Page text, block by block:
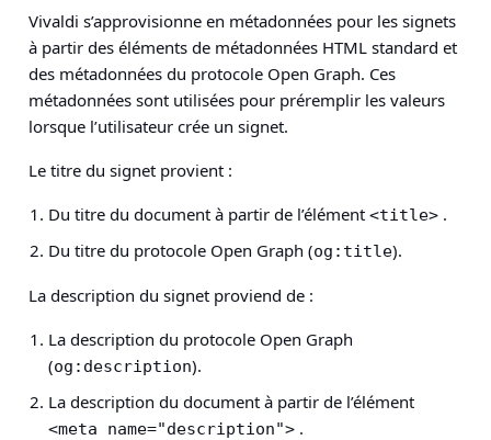
Vivaldi s’approvisionne en métadonnées pour les signets
à partir des éléments de métadonnées HTML standard et
des métadonnées du protocole Open Graph. Ces
métadonnées sont utilisées pour préremplir les valeurs
lorsque l’utilisateur crée un signet.
Le titre du signet provient :
Du titre du document à partir de l’élément <title> .
Du titre du protocole Open Graph (og:title).
La description du signet proviend de :
La description du protocole Open Graph
(og:description).
La description du document à partir de l’élément
<meta name="description"> .